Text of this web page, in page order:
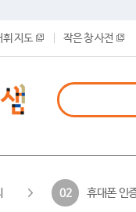
휘 지도 작은 창 사전
02 휴대폰 인